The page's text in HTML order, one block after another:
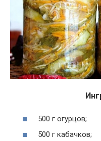
500 г огурцов;
500 г кабачков;